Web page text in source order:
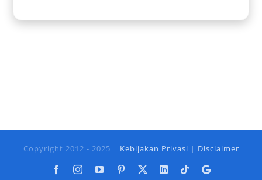
Copyright 2012 - 2025 | Kebijakan Privasi | Disclaimer
FacebookInstagramYouTubePinterest LinkedIn
TiktokGoogle